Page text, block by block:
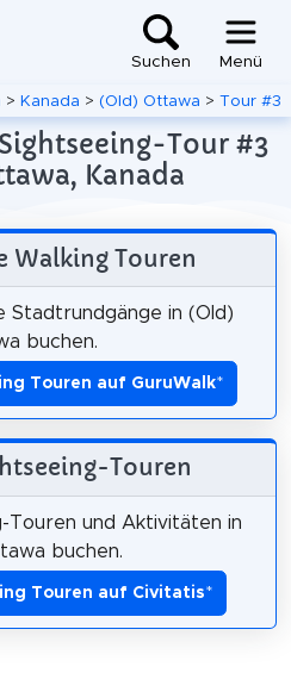
Suchen Menü
> Kanada > (Old) Ottawa > Tour #3
Tour #3
Kanada
Walking Touren
Stadtrundgänge in (Old)
buchen.
Touren auf GuruWalk*
Touren
Touren und Aktivitäten in
buchen.
Touren auf Civitatis*